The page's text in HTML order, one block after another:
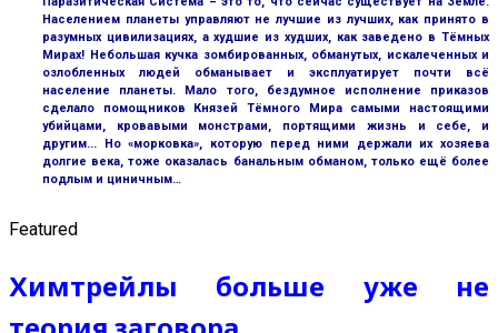
Населением планеты управляют не лучшие из лучших, как принято в
разумных цивилизациях, а худшие из худших, как заведено в Тёмных
Мирах! Небольшая кучка зомбированных, обманутых, искалеченных и
озлобленных людей обманывает и эксплуатирует почти всё
население планеты. Мало того, бездумное исполнение приказов
сделало помощников Князей Тёмного Мира самыми настоящими
убийцами, кровавыми монстрами, портящими жизнь и себе, и
другим... Но «морковка», которую перед ними держали их хозяева
долгие века, тоже оказалась банальным обманом, только ещё более
подлым и циничным…
Featured
Химтрейлы больше уже не